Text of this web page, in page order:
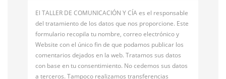
El TALLER DE COMUNICACIÓN Y CÍA es el responsable
del tratamiento de los datos que nos proporcione. Este
formulario recopila tu nombre, correo electrónico y
Website con el único fin de que podamos publicar los
comentarios dejados en la web. Tratamos sus datos
con base en tu consentimiento. No cedemos sus datos
a terceros. Tampoco realizamos transferencias